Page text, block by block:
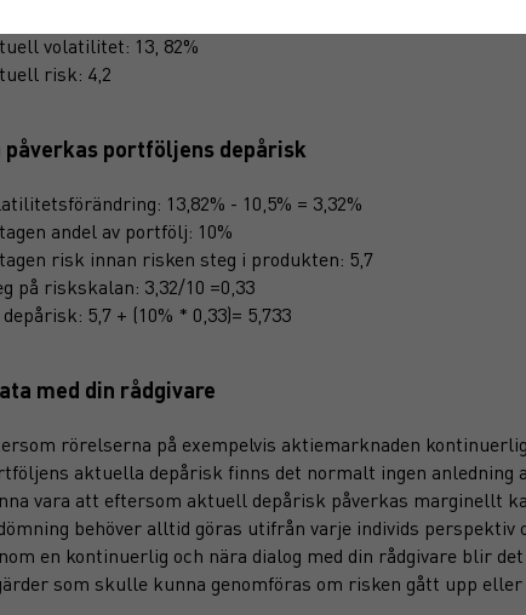
volatilitet: 10,5% (motsvarar 3,8 på riskskalan)
volatilitet: 13, 82%
risk: 4,2
påverkas portföljens depårisk
13,82% - 10,5% = 3,32%
andel av portfölj: 10%
risk innan risken steg i produkten: 5,7
på riskskalan: 3,32/10 =0,33
depårisk: 5,7 + (10% * 0,33)= 5,733
med din rådgivare
rörelserna på exempelvis aktiemarknaden
aktuella depårisk finns det normalt ingen
vara att eftersom aktuell depårisk påverkas marginellt
behöver alltid göras utifrån varje individs
en kontinuerlig och nära dialog med din rådgivare blir
som skulle kunna genomföras om risken gått upp